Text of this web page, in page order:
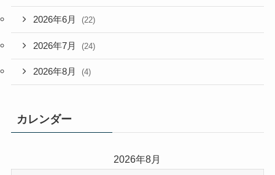
2026年6月 (22)
2026年7月 (24)
2026年8月 (4)
カレンダー
2026年8月